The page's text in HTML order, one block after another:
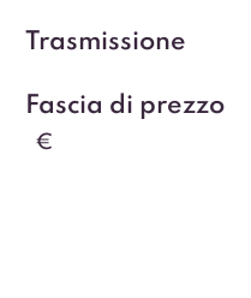
Trasmissione
Fascia di prezzo
€